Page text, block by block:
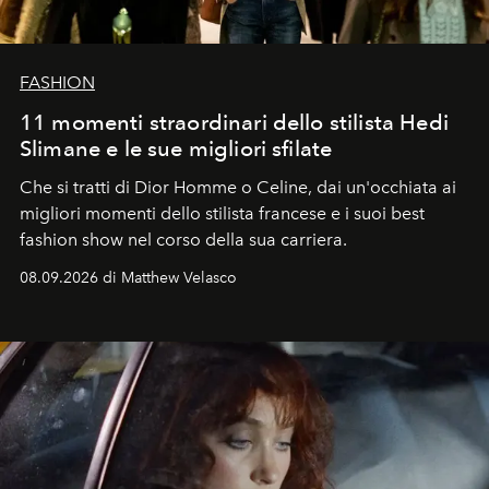
FASHION
11 momenti straordinari dello stilista Hedi
Slimane e le sue migliori sfilate
Che si tratti di Dior Homme o Celine, dai un'occhiata ai
migliori momenti dello stilista francese e i suoi best
fashion show nel corso della sua carriera.
08.09.2026 di Matthew Velasco